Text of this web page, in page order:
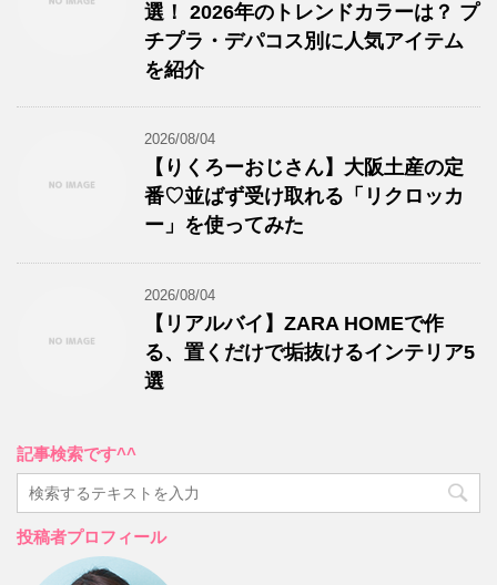
選！ 2026年のトレンドカラーは？ プ
チプラ・デパコス別に人気アイテム
を紹介
2026/08/04
【りくろーおじさん】大阪土産の定
番♡並ばず受け取れる「リクロッカ
ー」を使ってみた
2026/08/04
【リアルバイ】ZARA HOMEで作
る、置くだけで垢抜けるインテリア5
選
記事検索です^^
投稿者プロフィール